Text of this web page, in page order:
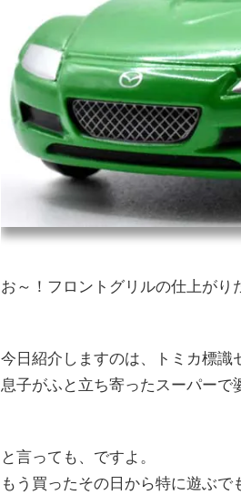
お～！フロントグリルの仕上がり
今日紹介しますのは、トミカ標識
息子がふと立ち寄ったスーパーで
と言っても、ですよ。
もう買ったその日から特に遊ぶ